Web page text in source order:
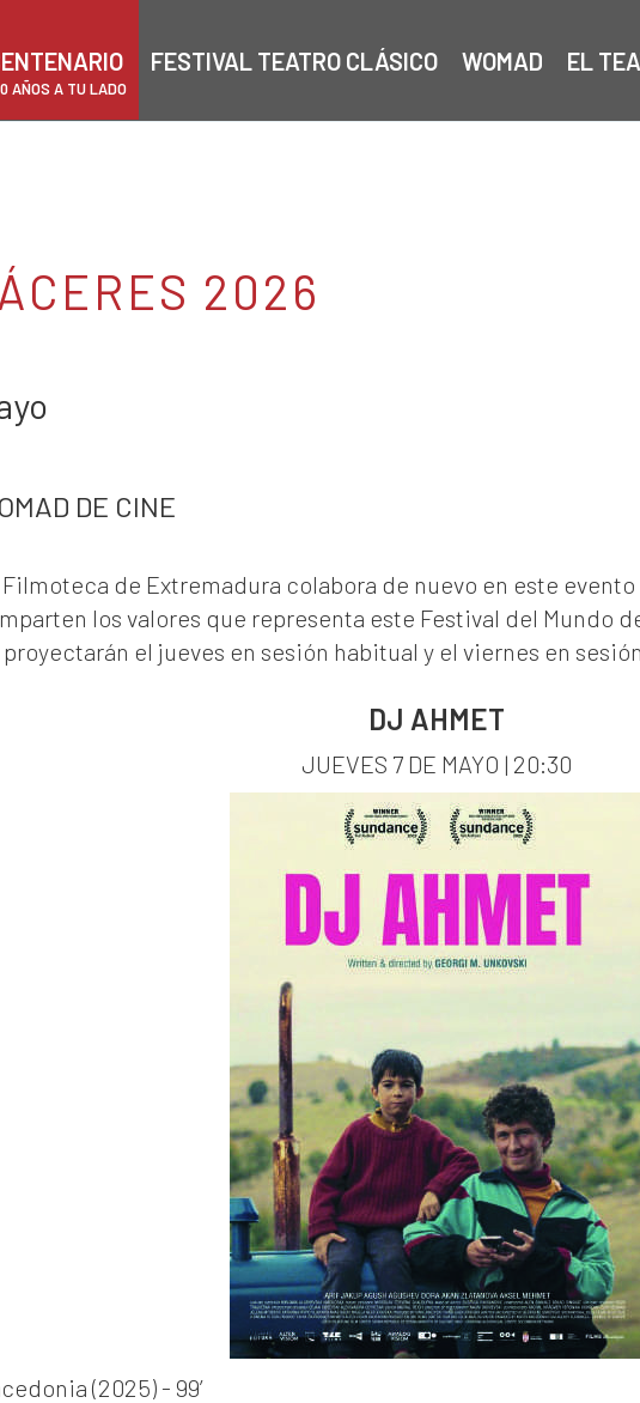
AÑOS A TU LADO
FESTIVAL TEATRO CLÁSICO WOMAD EL
2026
DE CINE
Filmoteca de Extremadura colabora de nuevo en este
los valores que representa este Festival del Mundo
proyectarán el jueves en sesión habitual y el viernes en
DJ AHMET
JUEVES 7 DE MAYO | 20:30
(2025) - 99’